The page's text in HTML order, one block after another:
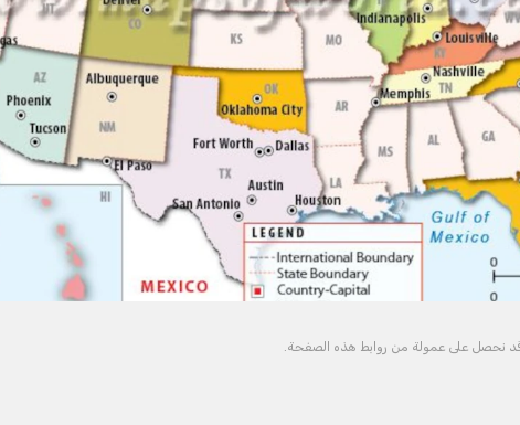
نحصل على عمولة من روابط هذه الصفحة.